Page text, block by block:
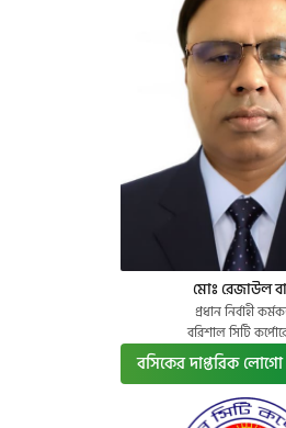
মোঃ রেজাউল
প্রধান নির্বাহী
বরিশাল সিটি
বসিকের দাপ্তরিক লোগো